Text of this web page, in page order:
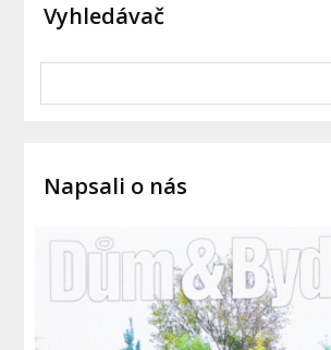
Vyhledávač
Napsali o nás